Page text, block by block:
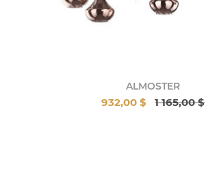
ALMOSTER
932,00 $ 1 165,00 $